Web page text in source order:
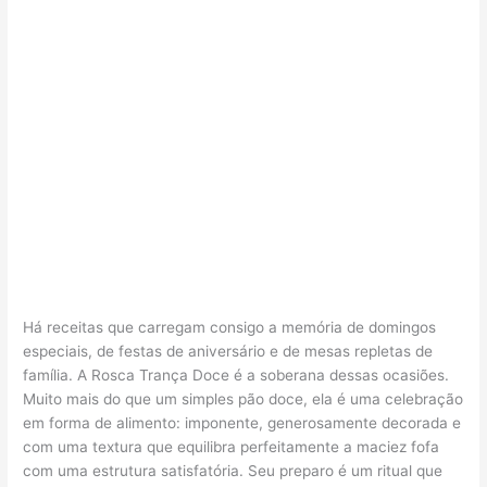
Há receitas que carregam consigo a memória de domingos
especiais, de festas de aniversário e de mesas repletas de
família. A Rosca Trança Doce é a soberana dessas ocasiões.
Muito mais do que um simples pão doce, ela é uma celebração
em forma de alimento: imponente, generosamente decorada e
com uma textura que equilibra perfeitamente a maciez fofa
com uma estrutura satisfatória. Seu preparo é um ritual que